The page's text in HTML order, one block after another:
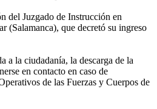
del Juzgado de Instrucción en
(Salamanca), que decretó su ingreso
a la ciudadanía, la descarga de la
en contacto en caso de
de las Fuerzas y Cuerpos de